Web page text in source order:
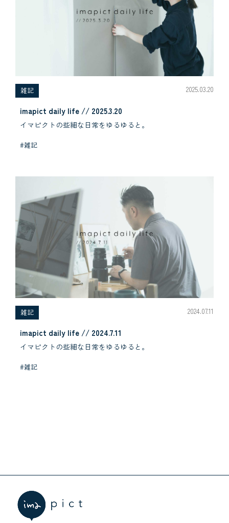
雑記 2025.03.20
imapict daily life // 2025.3.20
イマピクトの些細な日常をゆるゆると。
#雑記
雑記 2024.07.11
imapict daily life // 2024.7.11
イマピクトの些細な日常をゆるゆると。
#雑記